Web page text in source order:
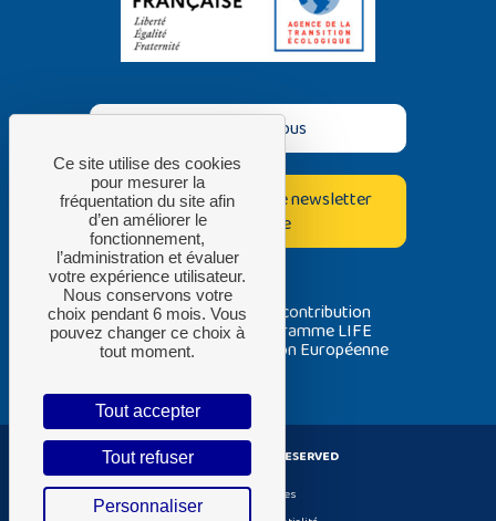
Contactez-nous
Inscrivez-vous à notre newsletter
bimestrielle
Avec la contribution
du programme LIFE
de l’Union Européenne
ADEME ® ALL RIGHT RESERVED
Gestion de cookies
Ce site utilise des cookies
pour mesurer la
fréquentation du site afin
d’en améliorer le
fonctionnement,
l’administration et évaluer
votre expérience utilisateur.
Nous conservons votre
choix pendant 6 mois. Vous
pouvez changer ce choix à
tout moment.
Tout accepter
Tout refuser
Personnaliser